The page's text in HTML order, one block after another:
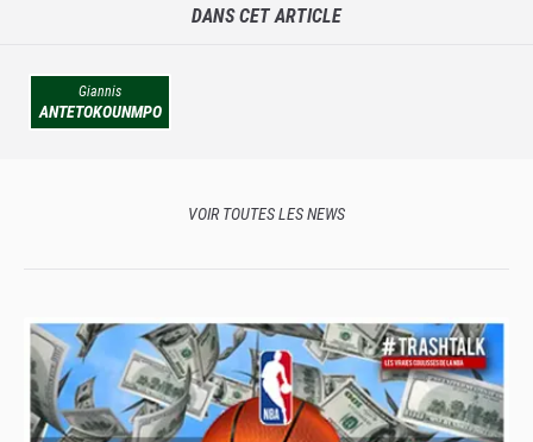
DANS CET ARTICLE
Giannis
ANTETOKOUNMPO
VOIR TOUTES LES NEWS